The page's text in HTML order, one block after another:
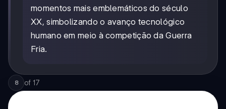
momentos mais emblemáticos do século
XX, simbolizando o avanço tecnológico
humano em meio à competição da Guerra
Fria.
8 of 17